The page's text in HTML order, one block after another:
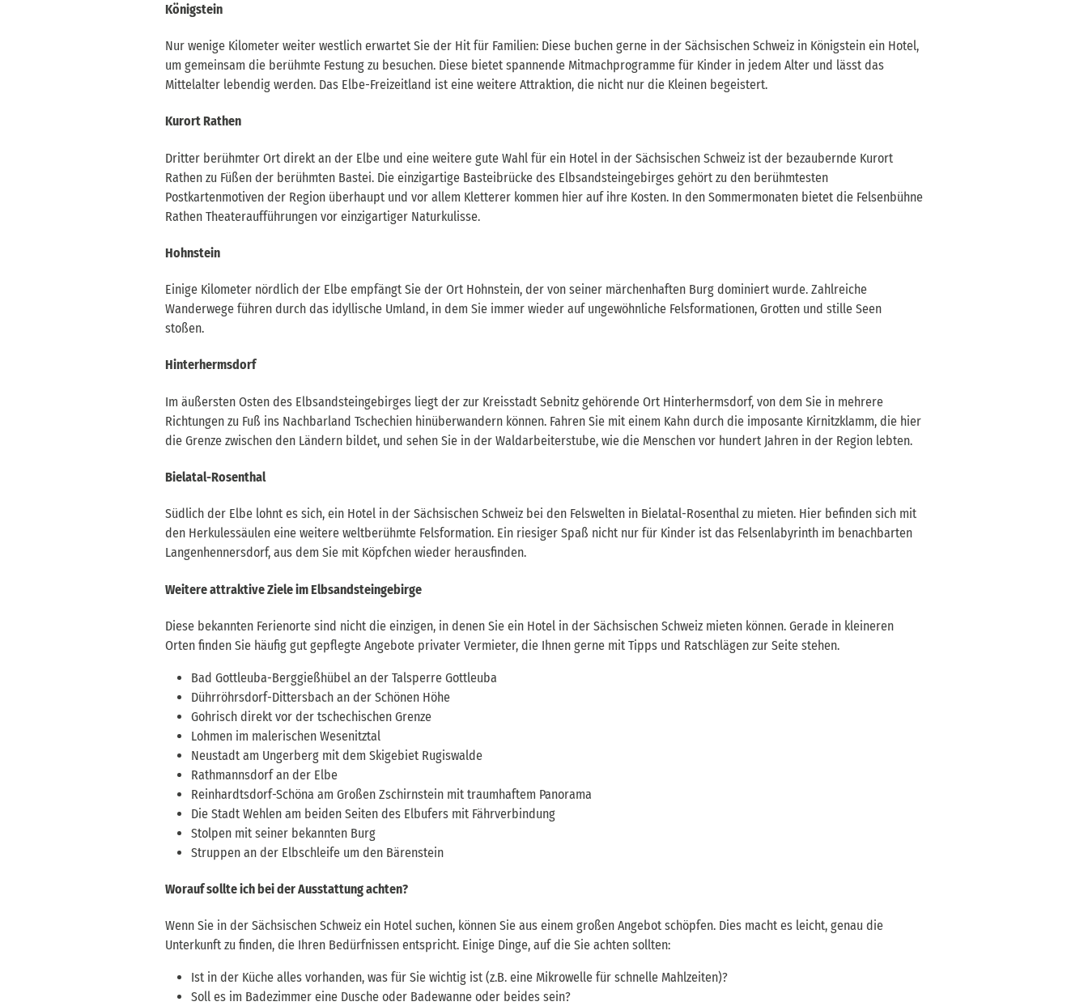
Königstein
Nur wenige Kilometer weiter westlich erwartet Sie der Hit für Familien: Diese buchen gerne in der Sächsischen Schweiz in Königstein ein Hotel,
um gemeinsam die berühmte Festung zu besuchen. Diese bietet spannende Mitmachprogramme für Kinder in jedem Alter und lässt das
Mittelalter lebendig werden. Das Elbe-Freizeitland ist eine weitere Attraktion, die nicht nur die Kleinen begeistert.
Kurort Rathen
Dritter berühmter Ort direkt an der Elbe und eine weitere gute Wahl für ein Hotel in der Sächsischen Schweiz ist der bezaubernde Kurort
Rathen zu Füßen der berühmten Bastei. Die einzigartige Basteibrücke des Elbsandsteingebirges gehört zu den berühmtesten
Postkartenmotiven der Region überhaupt und vor allem Kletterer kommen hier auf ihre Kosten. In den Sommermonaten bietet die Felsenbühne
Rathen Theateraufführungen vor einzigartiger Naturkulisse.
Hohnstein
Einige Kilometer nördlich der Elbe empfängt Sie der Ort Hohnstein, der von seiner märchenhaften Burg dominiert wurde. Zahlreiche
Wanderwege führen durch das idyllische Umland, in dem Sie immer wieder auf ungewöhnliche Felsformationen, Grotten und stille Seen
stoßen.
Hinterhermsdorf
Im äußersten Osten des Elbsandsteingebirges liegt der zur Kreisstadt Sebnitz gehörende Ort Hinterhermsdorf, von dem Sie in mehrere
Richtungen zu Fuß ins Nachbarland Tschechien hinüberwandern können. Fahren Sie mit einem Kahn durch die imposante Kirnitzklamm, die hier
die Grenze zwischen den Ländern bildet, und sehen Sie in der Waldarbeiterstube, wie die Menschen vor hundert Jahren in der Region lebten.
Bielatal-Rosenthal
Südlich der Elbe lohnt es sich, ein Hotel in der Sächsischen Schweiz bei den Felswelten in Bielatal-Rosenthal zu mieten. Hier befinden sich mit
den Herkulessäulen eine weitere weltberühmte Felsformation. Ein riesiger Spaß nicht nur für Kinder ist das Felsenlabyrinth im benachbarten
Langenhennersdorf, aus dem Sie mit Köpfchen wieder herausfinden.
Weitere attraktive Ziele im Elbsandsteingebirge
Diese bekannten Ferienorte sind nicht die einzigen, in denen Sie ein Hotel in der Sächsischen Schweiz mieten können. Gerade in kleineren
Orten finden Sie häufig gut gepflegte Angebote privater Vermieter, die Ihnen gerne mit Tipps und Ratschlägen zur Seite stehen.
Bad Gottleuba-Berggießhübel an der Talsperre Gottleuba
Dührröhrsdorf-Dittersbach an der Schönen Höhe
Gohrisch direkt vor der tschechischen Grenze
Lohmen im malerischen Wesenitztal
Neustadt am Ungerberg mit dem Skigebiet Rugiswalde
Rathmannsdorf an der Elbe
Reinhardtsdorf-Schöna am Großen Zschirnstein mit traumhaftem Panorama
Die Stadt Wehlen am beiden Seiten des Elbufers mit Fährverbindung
Stolpen mit seiner bekannten Burg
Struppen an der Elbschleife um den Bärenstein
Worauf sollte ich bei der Ausstattung achten?
Wenn Sie in der Sächsischen Schweiz ein Hotel suchen, können Sie aus einem großen Angebot schöpfen. Dies macht es leicht, genau die
Unterkunft zu finden, die Ihren Bedürfnissen entspricht. Einige Dinge, auf die Sie achten sollten:
Ist in der Küche alles vorhanden, was für Sie wichtig ist (z.B. eine Mikrowelle für schnelle Mahlzeiten)?
Soll es im Badezimmer eine Dusche oder Badewanne oder beides sein?